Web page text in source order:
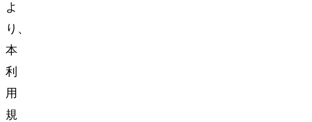
よ
り、
本
利
用
規